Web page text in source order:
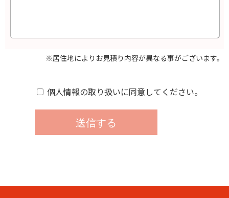
※居住地によりお見積り内容が異なる事がございます。
個人情報の取り扱いに同意してください。